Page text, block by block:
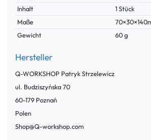
Inhalt
1 Stück
Maße
Gewicht
60 g
Hersteller
Q-WORKSHOP Patryk Strzelewicz
ul. Budziszyńska70
60-179 Poznań
Polen
Shop@Q-workshop.com